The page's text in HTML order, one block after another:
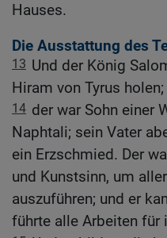
Hauses.
Die Ausstattung des
13 Und der König
Hiram von Tyrus holen;
14 der war Sohn einer
Naphtali; sein Vater
ein Erzschmied. Der
und Kunstsinn, um
auszuführen; und er
führte alle Arbeiten für